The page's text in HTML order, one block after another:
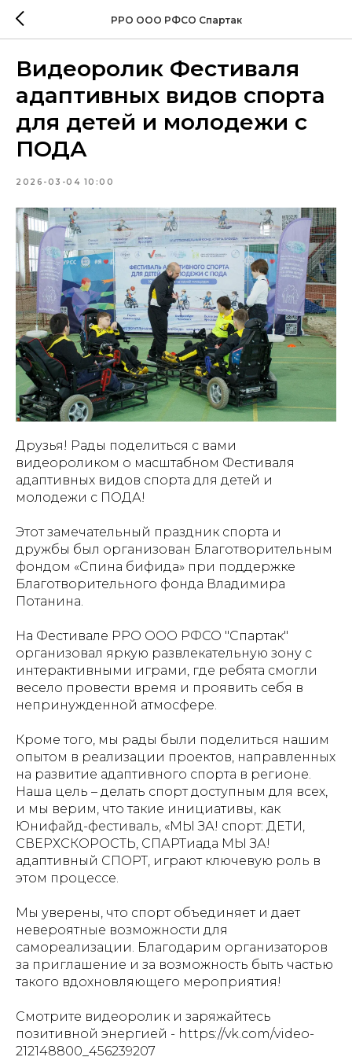
РРО ООО РФСО Спартак
Видеоролик Фестиваля
адаптивных видов спорта
для детей и молодежи с
ПОДА
2026-03-04 10:00
Друзья! Рады поделиться с вами
видеороликом о масштабном Фестиваля
адаптивных видов спорта для детей и
молодежи с ПОДА!
Этот замечательный праздник спорта и
дружбы был организован Благотворительным
фондом «Спина бифида» при поддержке
Благотворительного фонда Владимира
Потанина.
На Фестивале РРО ООО РФСО "Спартак"
организовал яркую развлекательную зону с
интерактивными играми, где ребята смогли
весело провести время и проявить себя в
непринужденной атмосфере.
Кроме того, мы рады были поделиться нашим
опытом в реализации проектов, направленных
на развитие адаптивного спорта в регионе.
Наша цель – делать спорт доступным для всех,
и мы верим, что такие инициативы, как
Юнифайд-фестиваль, «МЫ ЗА! спорт: ДЕТИ,
СВЕРХСКОРОСТЬ, СПАРТиада МЫ ЗА!
адаптивный СПОРТ, играют ключевую роль в
этом процессе.
Мы уверены, что спорт объединяет и дает
невероятные возможности для
самореализации. Благодарим организаторов
за приглашение и за возможность быть частью
такого вдохновляющего мероприятия!
Смотрите видеоролик и заряжайтесь
позитивной энергией - https://vk.com/video-
212148800_456239207